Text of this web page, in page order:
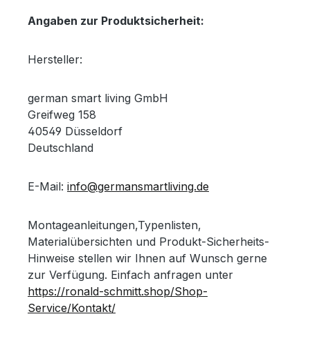
Angaben zur Produktsicherheit:
Hersteller:
german smart living GmbH
Greifweg 158
40549 Düsseldorf
Deutschland
E-Mail: info@germansmartliving.de
Montageanleitungen,Typenlisten,
Materialübersichten und Produkt-Sicherheits-
Hinweise stellen wir Ihnen auf Wunsch gerne
zur Verfügung. Einfach anfragen unter
https://ronald-schmitt.shop/Shop-
Service/Kontakt/